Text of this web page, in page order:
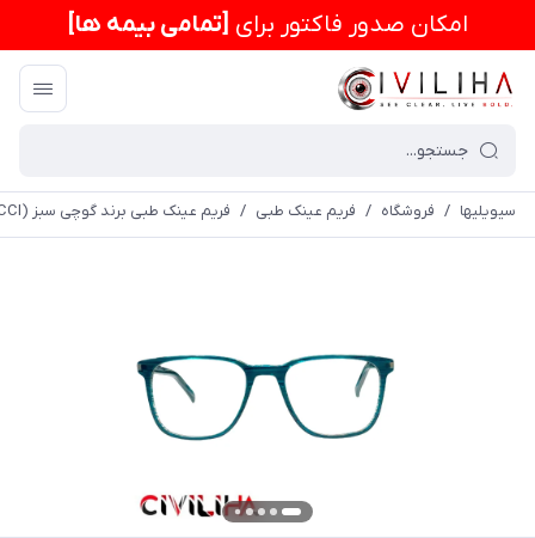
امكان صدور فاکتور برای [تمامی بیمه ها]
سیویلیها / فروشگاه / فریم عینک طبی / فریم عینک طبی برند گوچی سبز (GUCCI) مدل SL30